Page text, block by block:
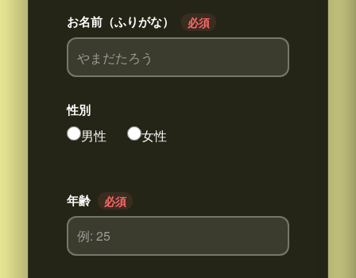
お名前（ふりがな） 必須
性別
男性 女性
年齢 必須